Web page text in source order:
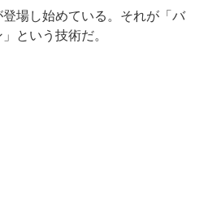
場し始めている。それが「バ
という技術だ。